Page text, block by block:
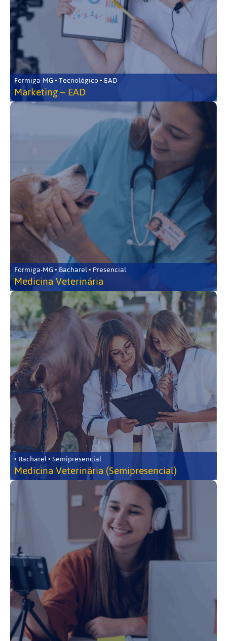
Formiga-MG • Tecnológico • EAD
Marketing – EAD
Formiga-MG • Bacharel • Presencial
Medicina Veterinária
• Bacharel • Semipresencial
Medicina Veterinária (Semipresencial)